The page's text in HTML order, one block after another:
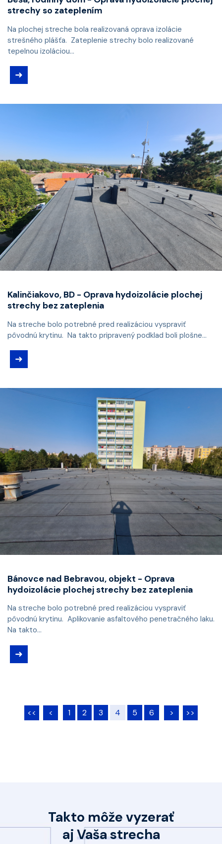
strechy so zateplením
Na plochej streche bola realizovaná oprava izolácie
strešného plášťa. Zateplenie strechy bolo realizované
tepelnou izoláciou...
➜
Kalinčiakovo, BD - Oprava hydoizolácie plochej
strechy bez zateplenia
Na streche bolo potrebné pred realizáciou vyspraviť
pôvodnú krytinu. Na takto pripravený podklad boli plošne...
➜
Bánovce nad Bebravou, objekt - Oprava
hydoizolácie plochej strechy bez zateplenia
Na streche bolo potrebné pred realizáciou vyspraviť
pôvodnú krytinu. Aplikovanie asfaltového penetračného laku.
Na takto...
➜
<< < 1 2 3 4 5 6 > >>
Takto môže vyzerať
aj Vaša strecha